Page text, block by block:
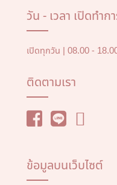
วัน - เวลา เปิดทำก
เปิดทุกวัน | 08.00 -
ติดตามเรา
ข้อมูลบนเว็บไซต์